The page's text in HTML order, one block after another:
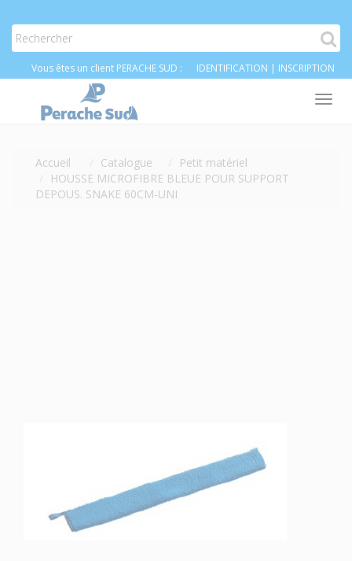
Vous êtes un client PERACHE SUD : IDENTIFICATION | INSCRIPTION
Accueil Catalogue
Petit matériel
HOUSSE MICROFIBRE BLEUE POUR SUPPORT
DEPOUS. SNAKE 60CM-UNI